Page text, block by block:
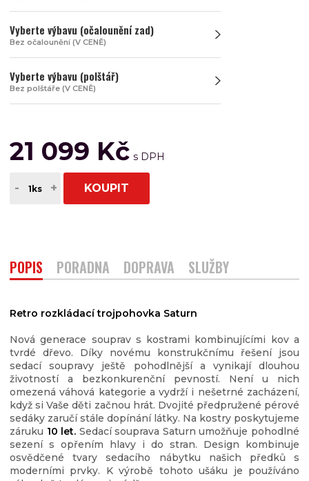
Vyberte výbavu (očalounění zad)
Bez očalounění (V CENĚ)
Vyberte výbavu (polštář)
Bez polštáře (V CENĚ)
21 099 Kč
- + KOUPIT
POPIS PORADNA DOPRAVA SLUŽBY
Retro rozkládací trojpohovka Saturn
Nová generace souprav s kostrami kombinujícími kov a
tvrdé dřevo. Díky novému konstrukčnímu řešení jsou
sedací soupravy ještě pohodlnější a vynikají dlouhou
životností a bezkonkurenční pevností. Není u nich
omezená váhová kategorie a vydrží i nešetrné zacházení,
když si Vaše děti začnou hrát. Dvojité předpružené pérové
sedáky zaručí stále dopínání látky. Na kostry poskytujeme
záruku 10 let. Sedací souprava Saturn umožňuje pohodlné
sezení s opřením hlavy i do stran. Design kombinuje
osvědčené tvary sedacího nábytku našich předků s
moderními prvky. K výrobě tohoto ušáku je používáno